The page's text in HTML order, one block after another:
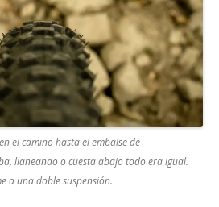
el camino hasta el embalse de
llaneando o cuesta abajo todo era igual.
a una doble suspensión.